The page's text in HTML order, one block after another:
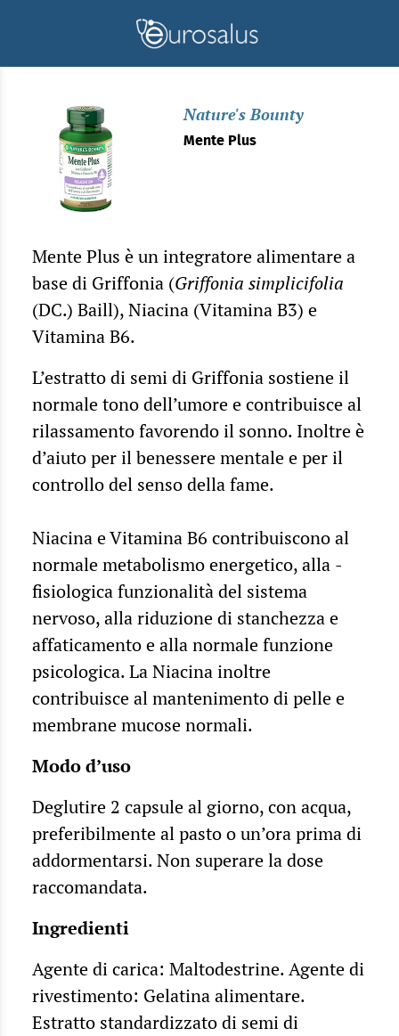
Nature's Bounty
Mente Plus
Mente Plus è un integratore alimentare a
base di Griffonia (Griffonia simplicifolia
(DC.) Baill), Niacina (Vitamina B3) e
Vitamina B6.
L’estratto di semi di Griffonia sostiene il
normale tono dell’umore e contribuisce al
rilassamento favorendo il sonno. Inoltre è
d’aiuto per il benessere mentale e per il
controllo del senso della fame.
Niacina e Vitamina B6 contribuiscono al
normale metabolismo energetico, alla ­
fisiologica funzionalità del sistema
nervoso, alla riduzione di stanchezza e
affaticamento e alla normale funzione
psicologica. La Niacina inoltre
contribuisce al mantenimento di pelle e
membrane mucose normali.
Modo d’uso
Deglutire 2 capsule al giorno, con acqua,
preferibilmente al pasto o un’ora prima di
addormentarsi. Non superare la dose
raccomandata.
Ingredienti
Agente di carica: Maltodestrine. Agente di
rivestimento: Gelatina alimentare.
Estratto standardizzato di semi di